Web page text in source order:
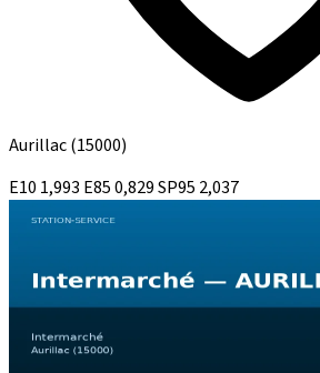
Aurillac(15000)
E10 1,993 E850,829SP95 2,037